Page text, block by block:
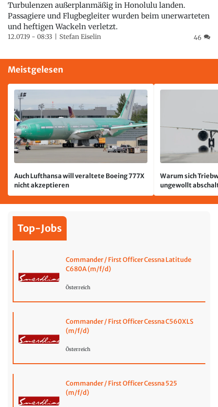
Turbulenzen außerplanmäßig in Honolulu landen.
Passagiere und Flugbegleiter wurden beim unerwarteten
und heftigen Wackeln verletzt.
12.07.19 - 08:33 Stefan Eiselin 46
Meistgelesen
Auch Lufthansa will veraltete Boeing 777X
nicht akzeptieren
Warum sich
ungewollt
passiert
Top-Jobs
Commander / First Officer Cessna Latitude
C680A (m/f/d)
Österreich
Commander / First Officer Cessna C560XLS
(m/f/d)
Österreich
Commander / First Officer Cessna 525
(m/f/d)